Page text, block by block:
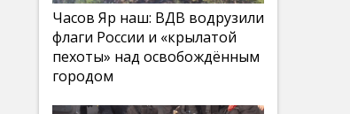
Часов Яр наш: ВДВ водрузили
флаги России и «крылатой
пехоты» над освобождённым
городом